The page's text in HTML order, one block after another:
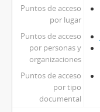
Puntos de acceso
por lugar
Puntos de acceso
por personas y
organizaciones
Puntos de acceso
por tipo
documental